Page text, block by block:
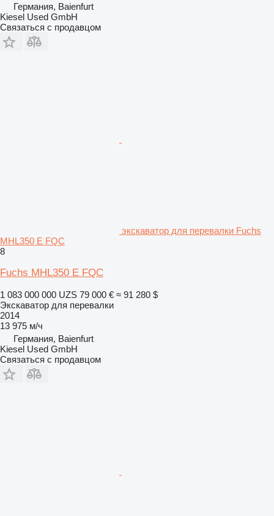
Германия, Baienfurt
Kiesel Used GmbH
Связаться с продавцом
экскаватор для перевалки Fuchs
MHL350 E FQC
8
Fuchs MHL350 E FQC
1 083 000 000 UZS 79 000 € ≈ 91 280 $
Экскаватор для перевалки
2014
13 975 м/ч
Германия, Baienfurt
Kiesel Used GmbH
Связаться с продавцом